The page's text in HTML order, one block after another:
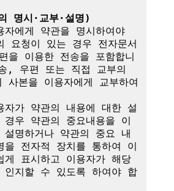
명시·교부·설명)
에게 약관을 명시하여야
요청이 있는 경우 전자문서
을 이용한 전송을 포함합니
, 우편 또는 직접 교부의
사본을 이용자에게 교부하여
가 약관의 내용에 대한 설
경우 약관의 중요내용을 이
설명하거나 약관의 중요 내
을 전자적 장치를 통하여 이
게 표시하고 이용자가 해당
인지할 수 있도록 하여야 합